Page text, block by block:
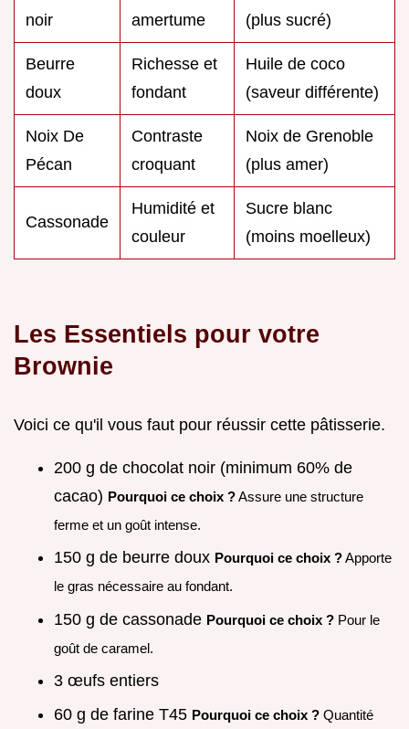
noir
amertume
(plus sucré)
Beurre
doux
Richesse et
fondant
Huile de coco
(saveur différente)
Noix De
Pécan
Contraste
croquant
Noix de Grenoble
(plus amer)
Cassonade
Humidité et
couleur
Sucre blanc
(moins moelleux)
Les Essentiels pour votre
Brownie
Voici ce qu'il vous faut pour réussir cette pâtisserie.
200 g de chocolat noir (minimum 60% de
cacao) Pourquoi ce choix ?Assure une structure
ferme et un goût intense.
150 g de beurre doux Pourquoi ce choix ?Apporte
le gras nécessaire au fondant.
150 g de cassonade Pourquoi ce choix ? Pour le
goût de caramel.
3 œufs entiers
60 g de farine T45 Pourquoi ce choix ? Quantité